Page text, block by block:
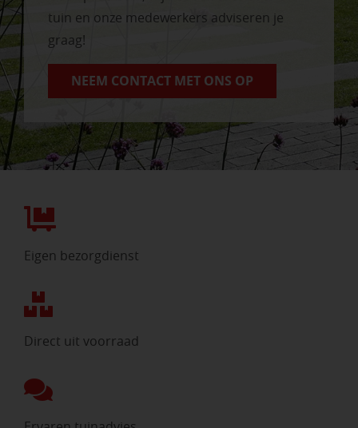
tuin en onze medewerkers adviseren je
graag!
NEEM CONTACT MET ONS OP
Eigen bezorgdienst
Direct uit voorraad